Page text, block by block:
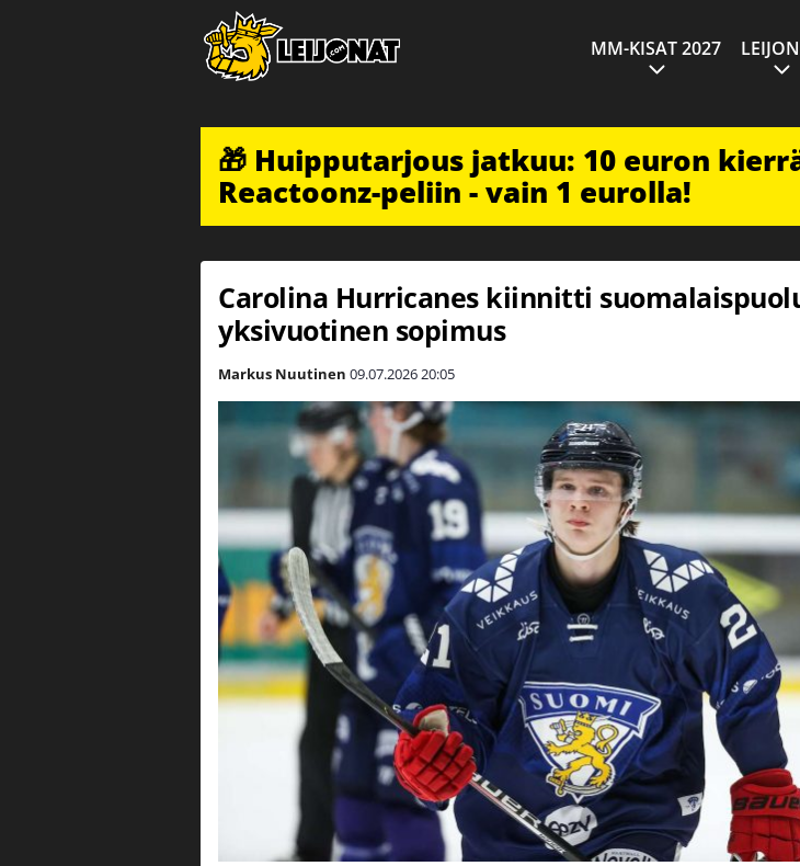
MM-KISAT 2027
🎁 Huipputarjous jatkuu: 10 euron
Reactoonz-peliin - vain 1 eurolla!
Carolina Hurricanes kiinnitti
yksivuotinen sopimus
Markus Nuutinen 09.07.202620:05